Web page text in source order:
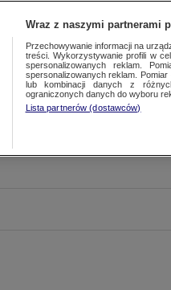
Wraz z naszymi partnerami
Przechowywanie informacji na
treści. Wykorzystywanie profili w
spersonalizowanych reklam.
spersonalizowanych reklam.
lub kombinacji danych z
ograniczonych danych do wyboru
Lista partnerów (dostawców)